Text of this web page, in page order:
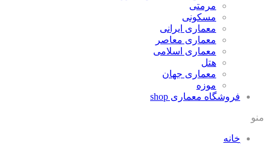
مرمتی
مسکونی
معماری ایرانی
معماری معاصر
معماری اسلامی
هتل
معماری جهان
موزه
فروشگاه معماری shop
منو
خانه